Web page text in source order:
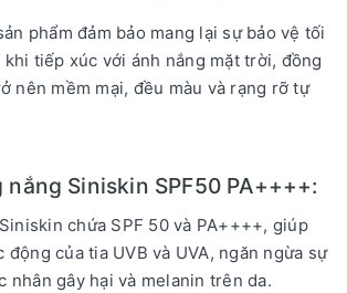
phẩm đảm bảo mang lại sự bảo vệ tối
khi tiếp xúc với ánh nắng mặt trời, đồng
nên mềm mại, đều màu và rạng rỡ tự
nắng Siniskin SPF50 PA++++:
chứa SPF 50 và PA++++, giúp
động của tia UVB và UVA, ngăn ngừa sự
nhân gây hại và melanin trên da.